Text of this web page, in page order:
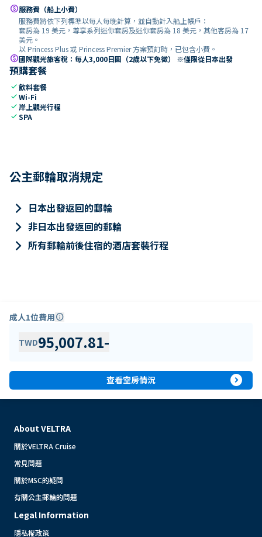
paid服務費（船上小費）
服務費將依下列標準以每人每晚計算，並自動計入船上帳戶：
套房為 19 美元，尊享系列迷你套房及迷你套房為 18 美元，其他客房為 17
美元。
以 Princess Plus 或 Princess Premier 方案預訂時，已包含小費。
paid國際觀光旅客稅：每人3,000日圓（2歲以下免徵） ※僅限從日本出發
預購套餐
check飲料套餐
checkWi-Fi
check 岸上觀光行程
checkSPA
公主郵輪取消規定
keyboard_arrow_right 日本出發返回的郵輪
keyboard_arrow_right 非日本出發返回的郵輪
keyboard_arrow_right 所有郵輪前後住宿的酒店套裝行程
成人1位費用info
TWD95,007.81-
查看空房情況 expand_circle_right
About VELTRA
關於VELTRA Cruise
常見問題
關於MSC的疑問
有關公主郵輪的問題
Legal Information
隱私權政策